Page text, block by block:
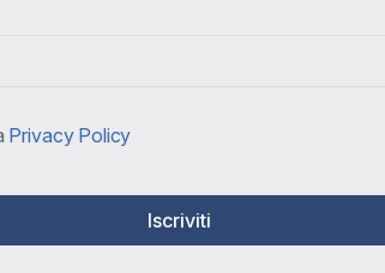
Privacy Policy
Iscriviti